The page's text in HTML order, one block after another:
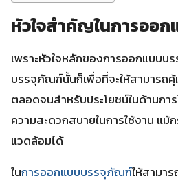
หัวใจสำคัญในการออ
เพราะหัวใจหลักของการออกแบบ
บรรจุภัณฑ์นั้นก็เพื่อที่จะให้สามารถ
ตลอดจนสำหรับประโยชน์ในด้านกา
ความสะดวกสบายในการใช้งาน แ
แวดล้อมได้
ในการออกแบบบรรจุภัณฑ์ให้สามา